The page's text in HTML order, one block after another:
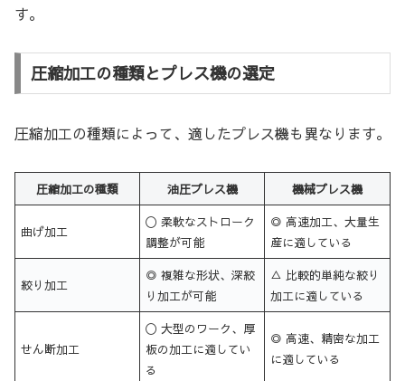
す。
圧縮加工の種類とプレス機の選定
圧縮加工の種類によって、適したプレス機も異なります。
圧縮加工の種類 油圧プレス機 機械プレス機
曲げ加工
〇 柔軟なストローク
調整が可能
◎ 高速加工、大量生
産に適している
絞り加工
◎ 複雑な形状、深絞
り加工が可能
△ 比較的単純な絞り
加工に適している
せん断加工
〇 大型のワーク、厚
板の加工に適してい
る
◎ 高速、精密な加工
に適している